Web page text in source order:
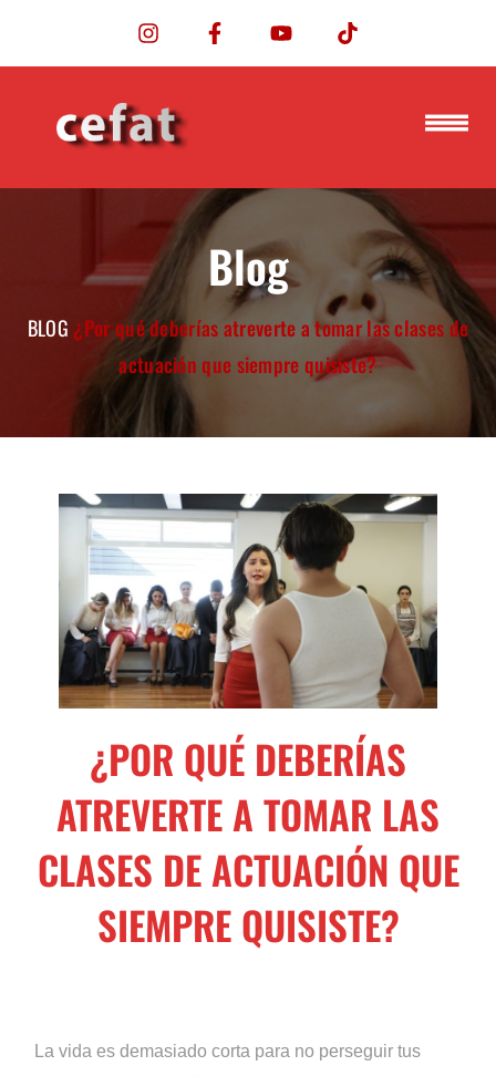
Blog
BLOG ¿Por qué deberías atreverte a tomar las clases de
actuación que siempre quisiste?
¿POR QUÉ DEBERÍAS
ATREVERTE A TOMAR LAS
CLASES DE ACTUACIÓN QUE
SIEMPRE QUISISTE?
​​La vida es demasiado corta para no perseguir tus